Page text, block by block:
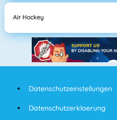
Air Hockey
Datenschutzeinstellungen
Datenschutzerklaerung